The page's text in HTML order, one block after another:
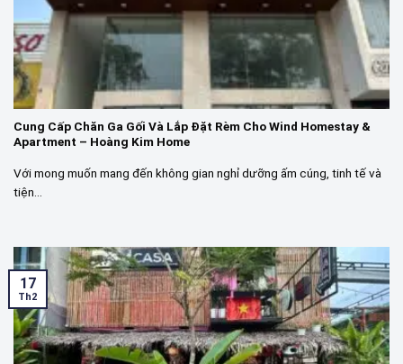
Cung Cấp Chăn Ga Gối Và Lắp Đặt Rèm Cho Wind Homestay &
Apartment – Hoàng Kim Home
Với mong muốn mang đến không gian nghỉ dưỡng ấm cúng, tinh tế và
tiện...
17
Th2